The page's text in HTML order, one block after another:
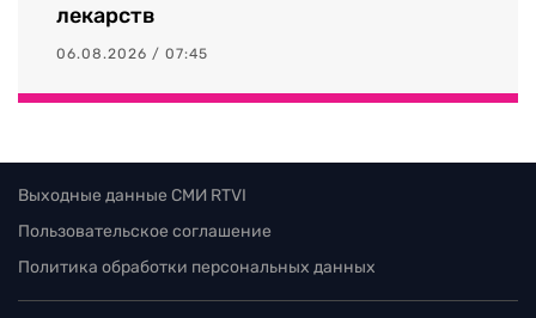
лекарств
06.08.2026 / 07:45
Выходные данные СМИ RTVI
Пользовательское соглашение
Политика обработки персональных данных